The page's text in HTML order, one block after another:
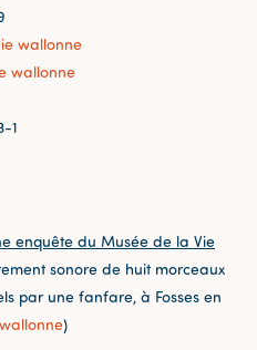
wallonne
wallonne
1
enquête du Musée de la Vie
sonore de huit morceaux
par une fanfare, à Fosses en
)